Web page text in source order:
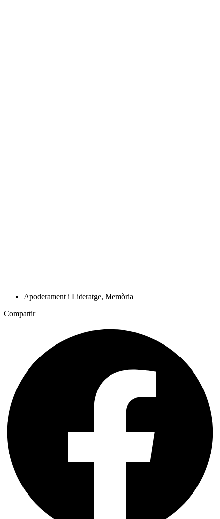
Apoderament i Lideratge, Memòria
Compartir